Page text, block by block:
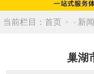
当前栏目： 首页 > 新
巢湖